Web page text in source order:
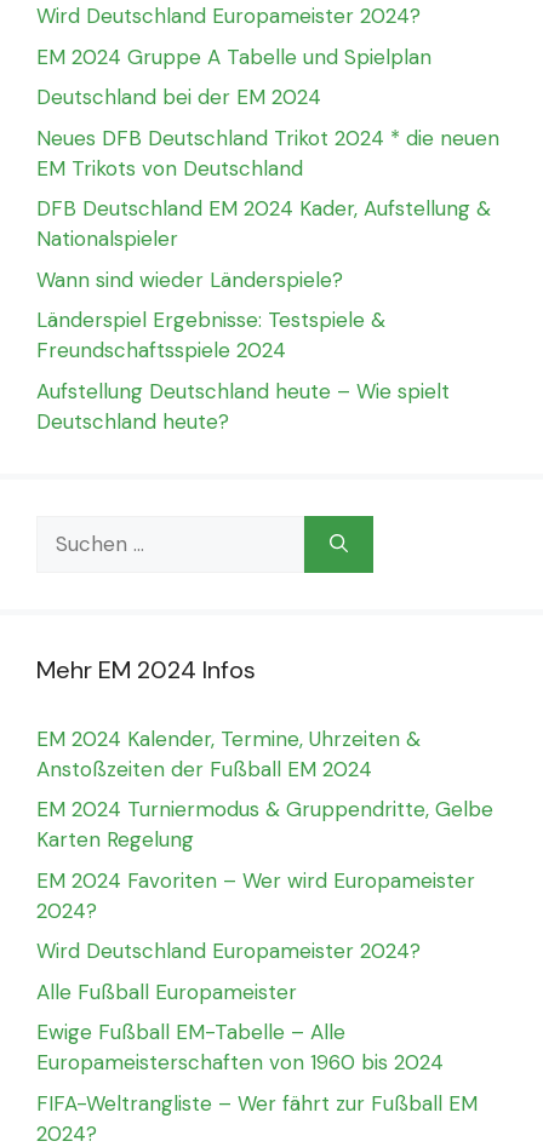
Wird Deutschland Europameister 2024?
EM 2024 Gruppe A Tabelle und Spielplan
Deutschland bei der EM 2024
Neues DFB Deutschland Trikot 2024 * die neuen
EM Trikots von Deutschland
DFB Deutschland EM 2024 Kader, Aufstellung &
Nationalspieler
Wann sind wieder Länderspiele?
Länderspiel Ergebnisse: Testspiele &
Freundschaftsspiele 2024
Aufstellung Deutschland heute – Wie spielt
Deutschland heute?
Suchen
nach:
Mehr EM 2024 Infos
EM 2024 Kalender, Termine, Uhrzeiten &
Anstoßzeiten der Fußball EM 2024
EM 2024 Turniermodus & Gruppendritte, Gelbe
Karten Regelung
EM 2024 Favoriten – Wer wird Europameister
2024?
Wird Deutschland Europameister 2024?
Alle Fußball Europameister
Ewige Fußball EM-Tabelle – Alle
Europameisterschaften von 1960 bis 2024
FIFA-Weltrangliste – Wer fährt zur Fußball EM
2024?